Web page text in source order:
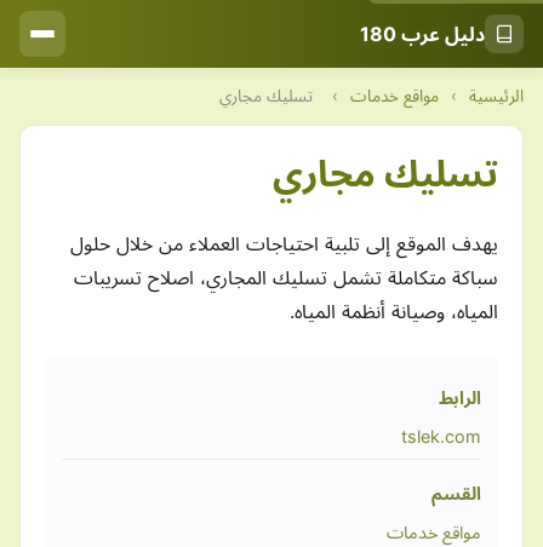
دليل عرب 180
الرئيسية › مواقع خدمات › تسليك مجاري
تسليك مجاري
يهدف الموقع إلى تلبية احتياجات العملاء من خلال حلول
سباكة متكاملة تشمل تسليك المجاري، اصلاح تسريبات
المياه، وصيانة أنظمة المياه.
الرابط
tslek.com
القسم
مواقع خدمات